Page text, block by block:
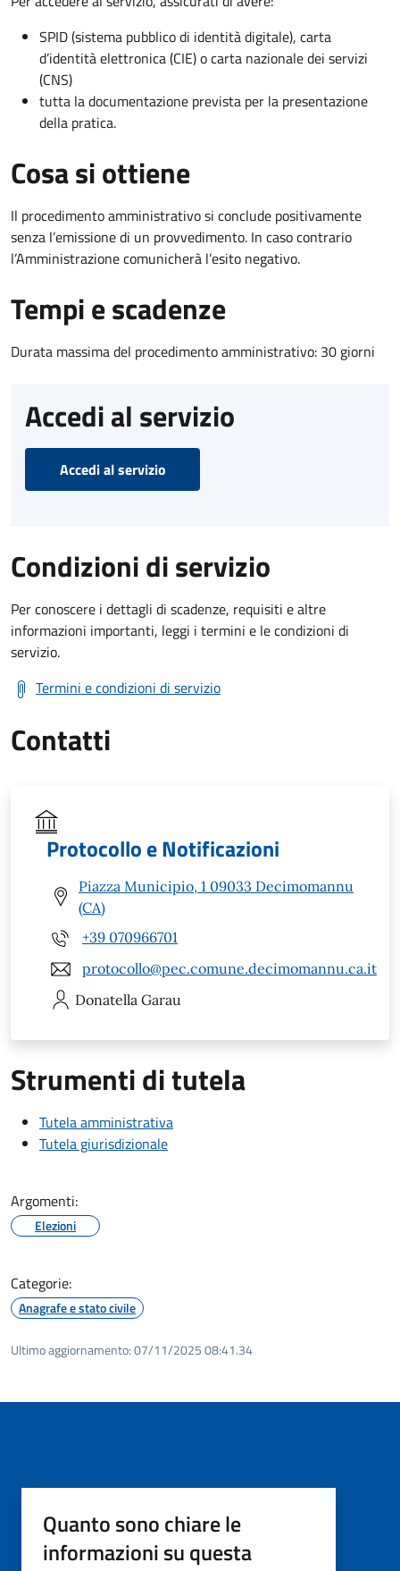
SPID (sistema pubblico di identità digitale), carta
d’identità elettronica (CIE) o carta nazionale dei servizi
(CNS)
tutta la documentazione prevista per la presentazione
della pratica.
Cosa si ottiene
Il procedimento amministrativo si conclude positivamente
senza l’emissione di un provvedimento. In caso contrario
l’Amministrazione comunicherà l’esito negativo.
Tempi e scadenze
Durata massima del procedimento amministrativo: 30 giorni
Accedi al servizio
Accedi al servizio
Condizioni di servizio
Per conoscere i dettagli di scadenze, requisiti e altre
informazioni importanti, leggi i termini e le condizioni di
servizio.
Termini e condizioni di servizio
Contatti
Protocollo e Notificazioni
Piazza Municipio, 1 09033 Decimomannu
(CA)
+39 070966701
protocollo@pec.comune.decimomannu.ca.it
Donatella Garau
Strumenti di tutela
Tutela amministrativa
Tutela giurisdizionale
Argomenti:
Elezioni
Categorie:
Anagrafe e stato civile
Ultimo aggiornamento:07/11/2025 08:41.34
Quanto sono chiare le
informazioni su questa